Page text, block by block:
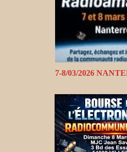
7-8/03/2026